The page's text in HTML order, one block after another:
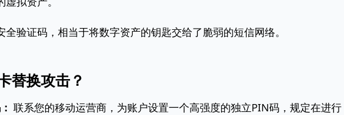
验证码，相当于将数字资产的钥匙交给了脆弱的短信网络。
替换攻击？
联系您的移动运营商，为账户设置一个高强度的独立PIN码，规定在进行